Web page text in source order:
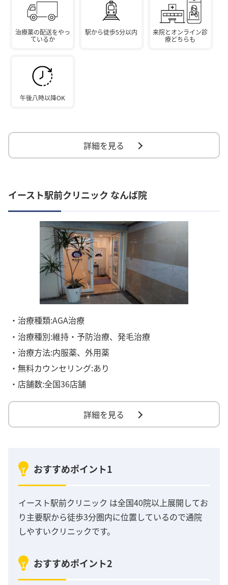
治療薬の配送をやっ
ているか
駅から徒歩5分以内
来院とオンライン診
療どちらも
午後八時以降OK
詳細を見る
イースト駅前クリニック なんば院
・治療種類:AGA治療
・治療種別:維持・予防治療、発毛治療
・治療方法:内服薬、外用薬
・無料カウンセリング:あり
・店舗数:全国36店舗
詳細を見る
おすすめポイント1
イースト駅前クリニック は全国40院以上展開してお
り主要駅から徒歩3分圏内に位置しているので通院
しやすいクリニックです。
おすすめポイント2